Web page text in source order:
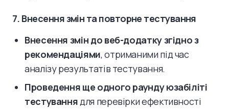
7. Внесення змін та повторне тестування
Внесення змін до веб-додатку згідно з
рекомендаціями, отриманими під час
аналізу результатів тестування.
Проведення ще одного раунду юзабіліті
тестуваннядля перевірки ефективності